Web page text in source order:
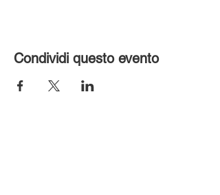
Condividi questo evento